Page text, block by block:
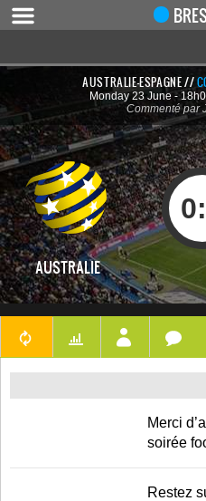
ACCUEIL
ACTUALITÉ
COUPE DU MONDE 2019
MONDIAL 2014
CALENDRIER / RÉSULTATS
QUARTS DE FINALE
DEMI-FINALES
CLASSEMENTS
LES BUTEURS
AUSTRALIE-ESPAGNE //
Monday 23 June -
Commenté par
AUSTRALIE
0:
Merci
soirée
Restez